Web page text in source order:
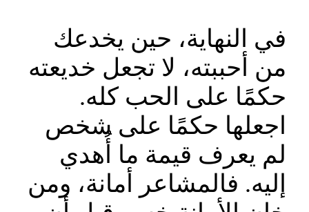
في النهاية، حين يخدعك
من أحببته، لا تجعل خديعته
حكمًا على الحب كله.
اجعلها حكمًا على شخص
لم يعرف قيمة ما أُهدي
إليه. فالمشاعر أمانة، ومن